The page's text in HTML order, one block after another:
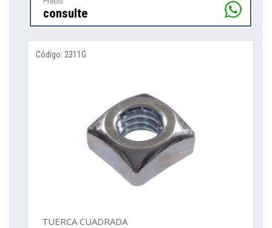
consulte
Código: 2311G
TUERCA CUADRADA